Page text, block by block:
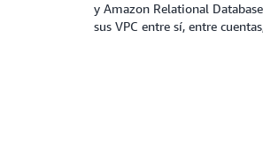
y Amazon Relational
sus VPC entre sí, entre